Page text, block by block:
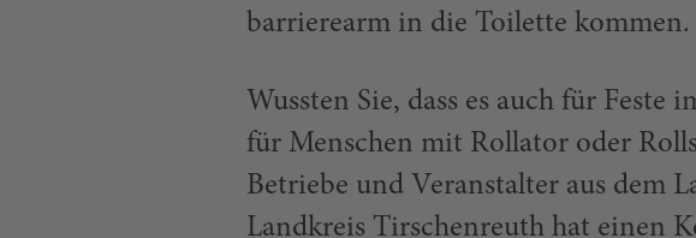
barrierearm in die Toilette kommen.
Wussten Sie, dass es auch für
für Menschen mit Rollator oder
Betriebe und Veranstalter aus dem
Landkreis Tirschenreuth hat einen